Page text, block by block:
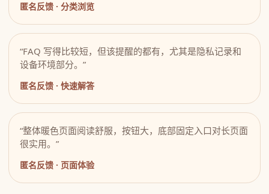
匿名反馈 · 分类浏览
“FAQ 写得比较短，但该提醒的都有，尤其是隐私记录和
设备环境部分。”
匿名反馈 · 快速解答
“整体暖色页面阅读舒服，按钮大，底部固定入口对长页面
很实用。”
匿名反馈 · 页面体验